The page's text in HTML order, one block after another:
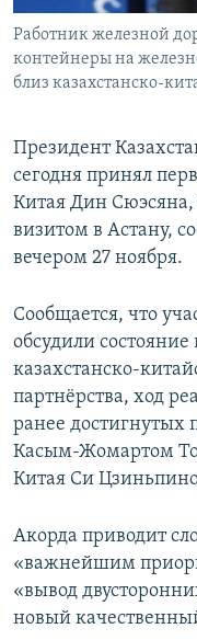
Работник железной
контейнеры на
близ казахстанско-
Президент
сегодня принял
Китая Дин
визитом в Астану,
вечером 27 ноября.
Сообщается, что
обсудили
казахстанско-
партнёрства, ход
ранее достигнутых
Касым-Жомартом
Китая Си
Акорда приводит
«важнейшим
«вывод
новый